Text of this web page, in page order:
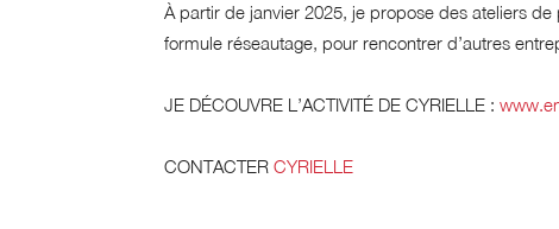
À partir de janvier 2025, je propose des ateliers
formule réseautage, pour rencontrer d’autres
JE DÉCOUVRE L’ACTIVITÉ DE CYRIELLE :
CONTACTER CYRIELLE